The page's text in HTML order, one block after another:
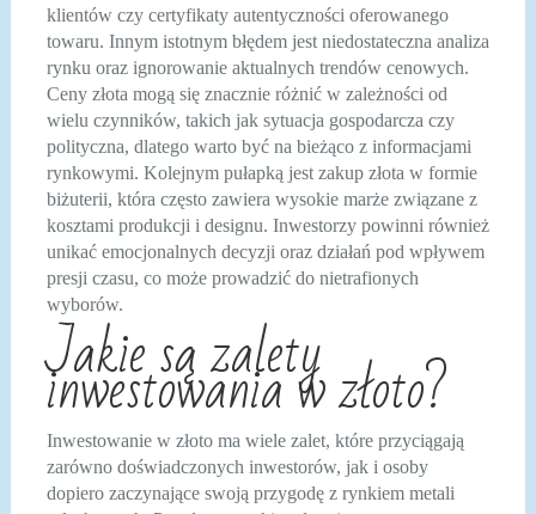
klientów czy certyfikaty autentyczności oferowanego
towaru. Innym istotnym błędem jest niedostateczna analiza
rynku oraz ignorowanie aktualnych trendów cenowych.
Ceny złota mogą się znacznie różnić w zależności od
wielu czynników, takich jak sytuacja gospodarcza czy
polityczna, dlatego warto być na bieżąco z informacjami
rynkowymi. Kolejnym pułapką jest zakup złota w formie
biżuterii, która często zawiera wysokie marże związane z
kosztami produkcji i designu. Inwestorzy powinni również
unikać emocjonalnych decyzji oraz działań pod wpływem
presji czasu, co może prowadzić do nietrafionych
wyborów.
Jakie są zalety
inwestowania w złoto?
Inwestowanie w złoto ma wiele zalet, które przyciągają
zarówno doświadczonych inwestorów, jak i osoby
dopiero zaczynające swoją przygodę z rynkiem metali